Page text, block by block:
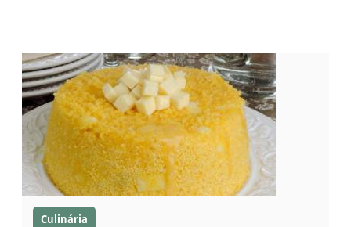
Culinária